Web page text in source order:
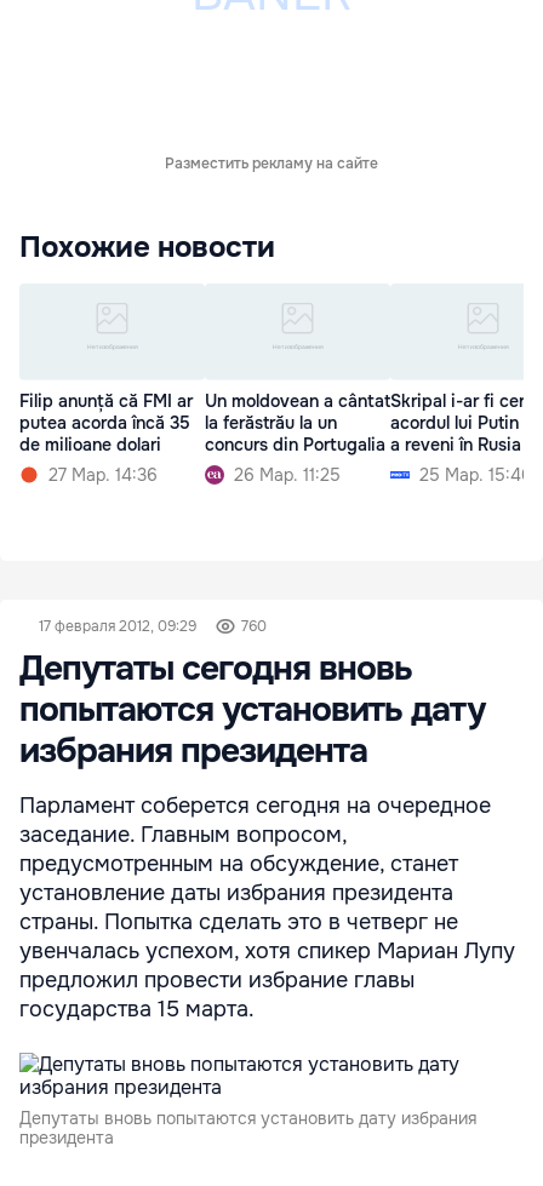
Разместить рекламу на сайте
Похожие новости
Filip anunță că FMI ar
putea acorda încă 35
de milioane dolari
27 Мар. 14:36
Un moldovean a cântat
la ferăstrău la un
concurs din Portugalia
26 Мар. 11:25
Skripal i-ar fi cerut
acordul lui Putin
a reveni în Rusia
25 Мар. 15:40
17 февраля 2012, 09:29 760
Депутаты сегодня вновь
попытаются установить дату
избрания президента
Парламент соберется сегодня на очередное
заседание. Главным вопросом,
предусмотренным на обсуждение, станет
установление даты избрания президента
страны. Попытка сделать это в четверг не
увенчалась успехом, хотя спикер Мариан Лупу
предложил провести избрание главы
государства 15 марта.
Депутаты вновь попытаются установить дату избрания
президента